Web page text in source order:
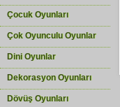
Çocuk Oyunları
Çok Oyunculu Oyunlar
Dini Oyunlar
Dekorasyon Oyunları
Dövüş Oyunları